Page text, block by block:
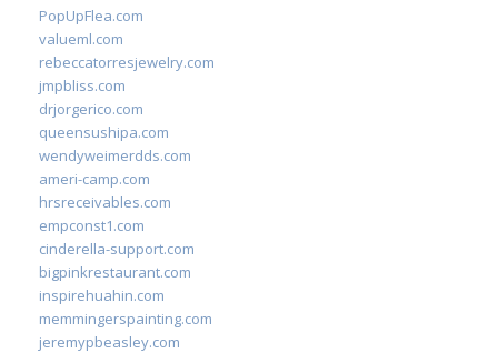
PopUpFlea.com
valueml.com
rebeccatorresjewelry.com
jmpbliss.com
drjorgerico.com
queensushipa.com
wendyweimerdds.com
ameri-camp.com
hrsreceivables.com
empconst1.com
cinderella-support.com
bigpinkrestaurant.com
inspirehuahin.com
memmingerspainting.com
jeremypbeasley.com